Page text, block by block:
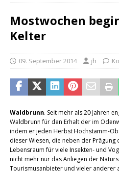
Mostwochen
Kelter
09. September 2014 jh
Waldbrunn. Seit mehr als 20 Jahren
Waldbrunn für den Erhalt der im
indem er jeden Herbst Hochstamm-
dieser Wiesen, die neben der Prägung
Lebensraum für viele Insekten- und
nicht mehr nur das Anliegen der
Tourismusanbieter und vieler anderer